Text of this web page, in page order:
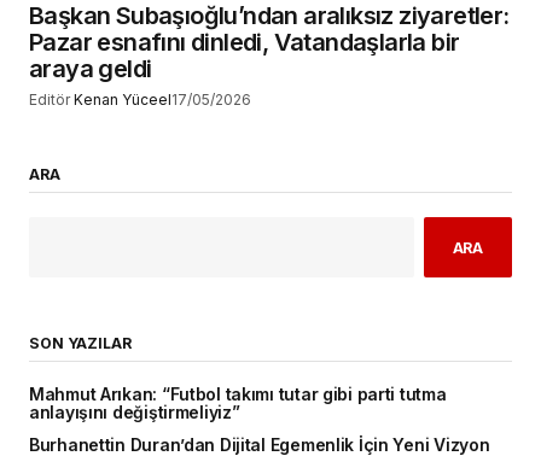
Başkan Subaşıoğlu’ndan aralıksız ziyaretler:
Pazar esnafını dinledi, Vatandaşlarla bir
araya geldi
Editör Kenan Yüceel17/05/2026
ARA
ARA
SON YAZILAR
Mahmut Arıkan: “Futbol takımı tutar gibi parti tutma
anlayışını değiştirmeliyiz”
Burhanettin Duran’dan Dijital Egemenlik İçin Yeni Vizyon